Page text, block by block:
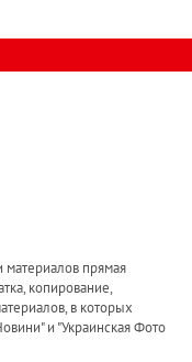
прямая
копирование,
в которых
и "Украинская Фото